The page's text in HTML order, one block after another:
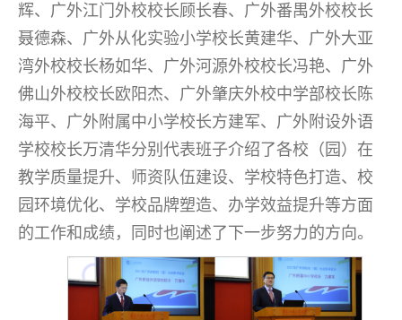
辉、广外江门外校校长顾长春、广外番禺外校校长
聂德森、广外从化实验小学校长黄建华、广外大亚
湾外校校长杨如华、广外河源外校校长冯艳、广外
佛山外校校长欧阳杰、广外肇庆外校中学部校长陈
海平、广外附属中小学校长方建军、广外附设外语
学校校长万清华分别代表班子介绍了各校（园）在
教学质量提升、师资队伍建设、学校特色打造、校
园环境优化、学校品牌塑造、办学效益提升等方面
的工作和成绩，同时也阐述了下一步努力的方向。